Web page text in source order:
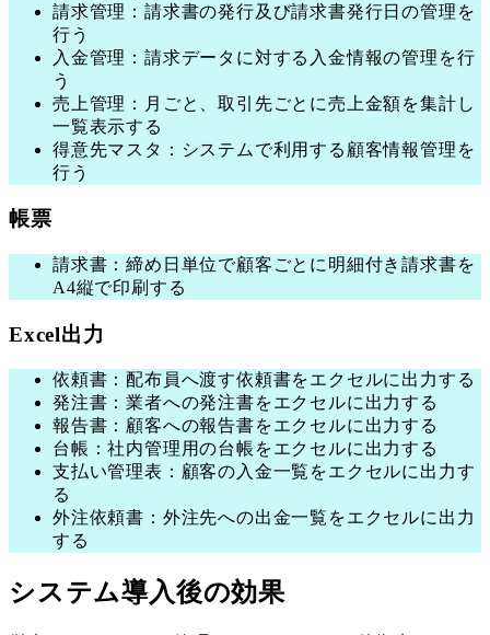
請求管理：請求書の発行及び請求書発行日の管理を
行う
入金管理：請求データに対する入金情報の管理を行
う
売上管理：月ごと、取引先ごとに売上金額を集計し
一覧表示する
得意先マスタ：システムで利用する顧客情報管理を
行う
帳票
請求書：締め日単位で顧客ごとに明細付き請求書を
A4縦で印刷する
Excel出力
依頼書：配布員へ渡す依頼書をエクセルに出力する
発注書：業者への発注書をエクセルに出力する
報告書：顧客への報告書をエクセルに出力する
台帳：社内管理用の台帳をエクセルに出力する
支払い管理表：顧客の入金一覧をエクセルに出力す
る
外注依頼書：外注先への出金一覧をエクセルに出力
する
システム導入後の効果